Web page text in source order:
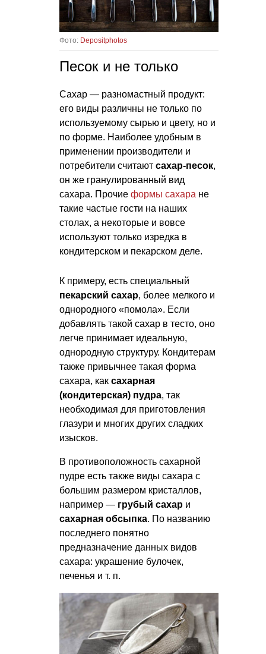
Фото: Depositphotos
Песок и не только
Сахар — разномастный продукт:
его виды различны не только по
используемому сырью и цвету, но и
по форме. Наиболее удобным в
применении производители и
потребители считают сахар-песок,
он же гранулированный вид
сахара. Прочие формы сахара не
такие частые гости на наших
столах, а некоторые и вовсе
используют только изредка в
кондитерском и пекарском деле.
К примеру, есть специальный
пекарский сахар, более мелкого и
однородного «помола». Если
добавлять такой сахар в тесто, оно
легче принимает идеальную,
однородную структуру. Кондитерам
также привычнее такая форма
сахара, как сахарная
(кондитерская) пудра, так
необходимая для приготовления
глазури и многих других сладких
изысков.
В противоположность сахарной
пудре есть также виды сахара с
большим размером кристаллов,
например — грубый сахар и
сахарная обсыпка. По названию
последнего понятно
предназначение данных видов
сахара: украшение булочек,
печенья и т. п.